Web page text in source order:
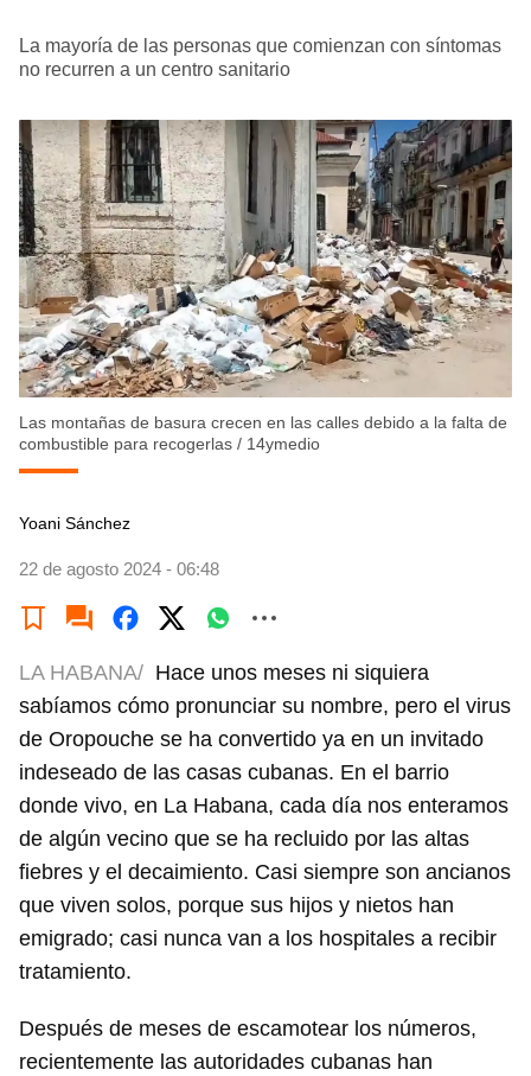
La mayoría de las personas que comienzan con síntomas
no recurren a un centro sanitario
Las montañas de basura crecen en las calles debido a la falta de
combustible para recogerlas / 14ymedio
Yoani Sánchez
22 de agosto 2024 - 06:48
LA HABANA/ Hace unos meses ni siquiera
sabíamos cómo pronunciar su nombre, pero el virus
de Oropouche se ha convertido ya en un invitado
indeseado de las casas cubanas. En el barrio
donde vivo, en La Habana, cada día nos enteramos
de algún vecino que se ha recluido por las altas
fiebres y el decaimiento. Casi siempre son ancianos
que viven solos, porque sus hijos y nietos han
emigrado; casi nunca van a los hospitales a recibir
tratamiento.
Después de meses de escamotear los números,
recientemente las autoridades cubanas han